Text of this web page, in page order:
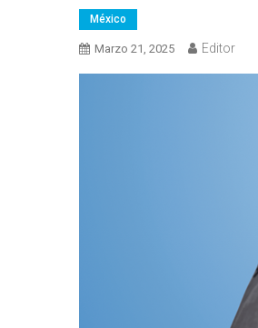
México
Marzo 21, 2025 Editor